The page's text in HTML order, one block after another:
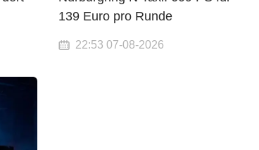
139 Euro pro Runde
22:53 07-08-2026